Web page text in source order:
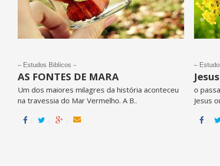
– Estudos Biblicos –
AS FONTES DE MARA
Um dos maiores milagres da história aconteceu
na travessia do Mar Vermelho. A B..
–
o
Jesus